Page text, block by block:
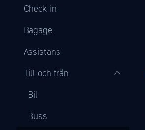
Check-in
Bagage
Assistans
Till och från
Bil
Buss